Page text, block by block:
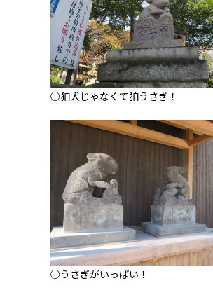
○狛犬じゃなくて狛うさぎ！
○うさぎがいっぱい！